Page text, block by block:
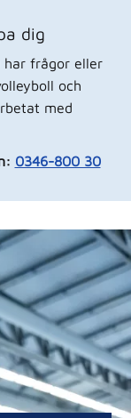
dig
har frågor eller
och
med
0346-800 30